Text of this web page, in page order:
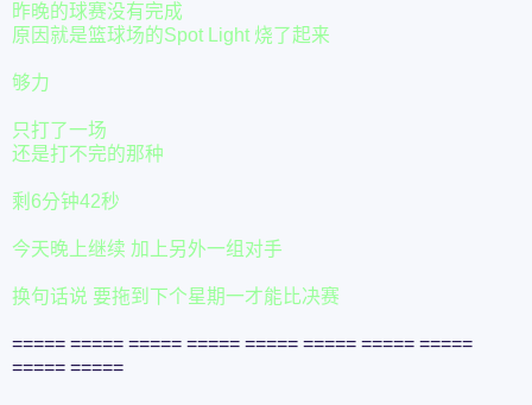
昨晚的球赛没有完成
原因就是篮球场的Spot Light 烧了起来
够力
只打了一场
还是打不完的那种
剩6分钟42秒
今天晚上继续 加上另外一组对手
换句话说 要拖到下个星期一才能比决赛
===== ===== ===== ===== ===== ===== ===== =====
===== =====